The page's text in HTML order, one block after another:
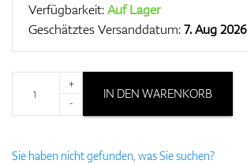
Verfügbarkeit:Auf Lager
Geschätztes Versanddatum:7. Aug 2026
+
-
IN DEN WARENKORB
Sie haben nicht gefunden, was Sie suchen?